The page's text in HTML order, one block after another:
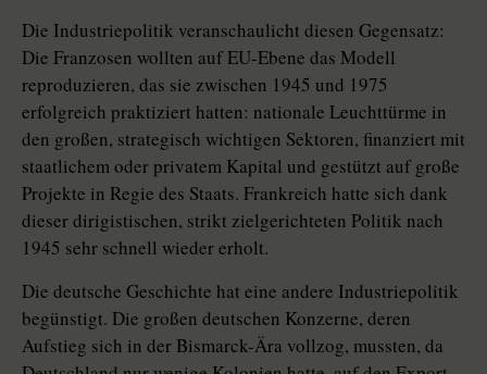
Die Industriepolitik veranschaulicht diesen Gegensatz:
Die Franzosen wollten auf EU-Ebene das Modell
reproduzieren, das sie zwischen 1945 und 1975
erfolgreich praktiziert hatten: nationale Leuchttürme in
den großen, strategisch wichtigen Sektoren, finanziert mit
staatlichem oder privatem Kapital und gestützt auf große
Projekte in Regie des Staats. Frankreich hatte sich dank
dieser dirigistischen, strikt zielgerichteten Politik nach
1945 sehr schnell wieder erholt.
Die deutsche Geschichte hat eine andere Industriepolitik
begünstigt. Die großen deutschen Konzerne, deren
Aufstieg sich in der Bismarck-Ära vollzog, mussten, da